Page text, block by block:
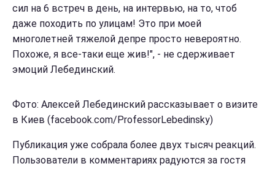
сил на 6 встреч в день, на интервью, на то, чтоб
даже походить по улицам! Это при моей
многолетней тяжелой депре просто невероятно.
Похоже, я все-таки еще жив!", - не сдерживает
эмоций Лебединский.
Фото: Алексей Лебединский рассказывает о визите
в Киев (facebook.com/ProfessorLebedinsky)
Публикация уже собрала более двух тысяч реакций.
Пользователи в комментариях радуются за гостя